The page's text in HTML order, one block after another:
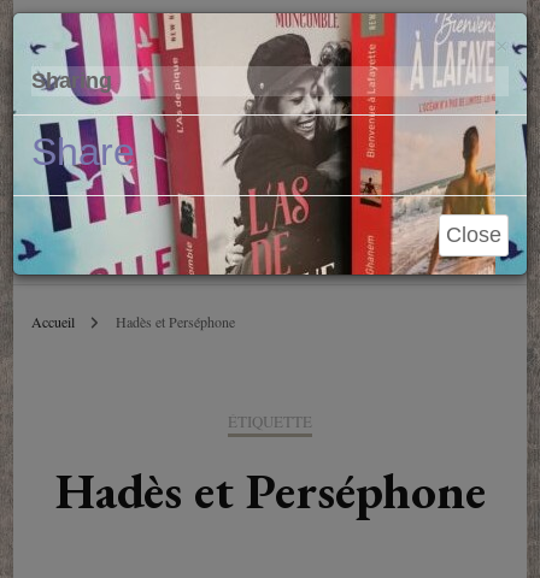
Parole de Libraire
Conseils et blablas depuis 2006
Accueil Hadès et Perséphone
ÉTIQUETTE
Hadès et Perséphone
×
Sharing
Share
Close